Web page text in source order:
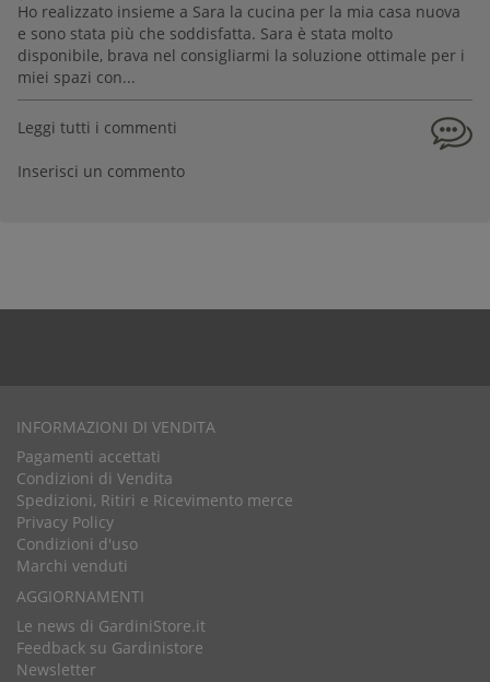
Ho realizzato insieme a Sara la cucina per la mia casa nuova
e sono stata più che soddisfatta. Sara è stata molto
disponibile, brava nel consigliarmi la soluzione ottimale per i
miei spazi con...
Leggi tutti i commenti
Inserisci un commento
INFORMAZIONI DI VENDITA
Pagamenti accettati
Condizioni di Vendita
Spedizioni, Ritiri e Ricevimento merce
Privacy Policy
Condizioni d'uso
Marchi venduti
AGGIORNAMENTI
Le news di GardiniStore.it
Feedback su Gardinistore
Newsletter